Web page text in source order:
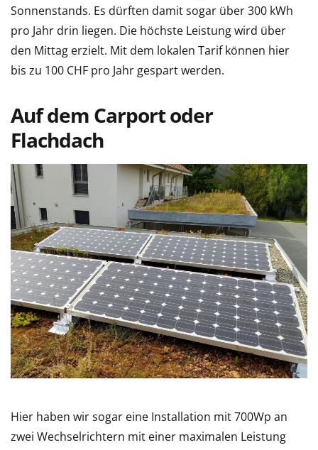
Sonnenstands. Es dürften damit sogar über 300 kWh
pro Jahr drin liegen. Die höchste Leistung wird über
den Mittag erzielt. Mit dem lokalen Tarif können hier
bis zu 100 CHF pro Jahr gespart werden.
Auf dem Carport oder
Flachdach
Hier haben wir sogar eine Installation mit 700Wp an
zwei Wechselrichtern mit einer maximalen Leistung